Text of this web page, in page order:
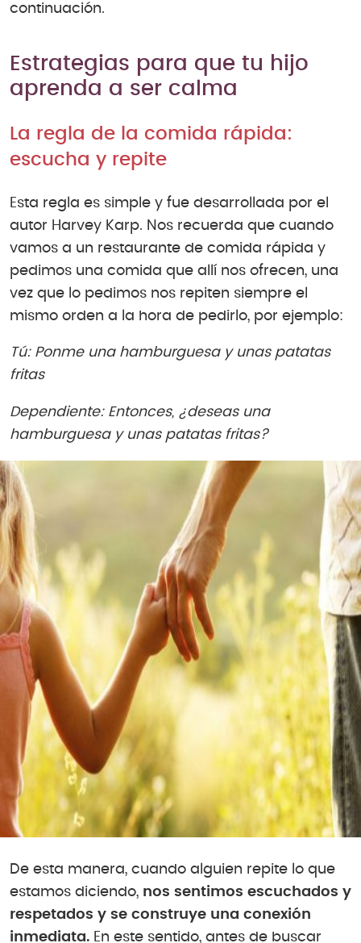
continuación.
Estrategias para que tu hijo
aprenda a ser calma
La regla de la comida rápida:
escucha y repite
Esta regla es simple y fue desarrollada por el
autor Harvey Karp. Nos recuerda que cuando
vamos a un restaurante de comida rápida y
pedimos una comida que allí nos ofrecen, una
vez que lo pedimos nos repiten siempre el
mismo orden a la hora de pedirlo, por ejemplo:
Tú: Ponme una hamburguesa y unas patatas
fritas
Dependiente: Entonces, ¿deseas una
hamburguesa y unas patatas fritas?
De esta manera, cuando alguien repite lo que
estamos diciendo, nos sentimos escuchados y
respetados y se construye una conexión
inmediata. En este sentido, antes de buscar